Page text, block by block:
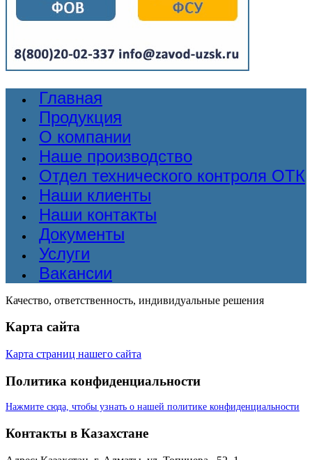
Главная
Продукция
О компании
Наше производство
Отдел технического контроля ОТК
Наши клиенты
Наши контакты
Документы
Услуги
Вакансии
Качество, ответственность, индивидуальные решения
Карта сайта
Карта страниц нашего сайта
Политика конфиденциальности
Нажмите сюда, чтобы узнать о нашей политике конфиденциальности
Контакты в Казахстане